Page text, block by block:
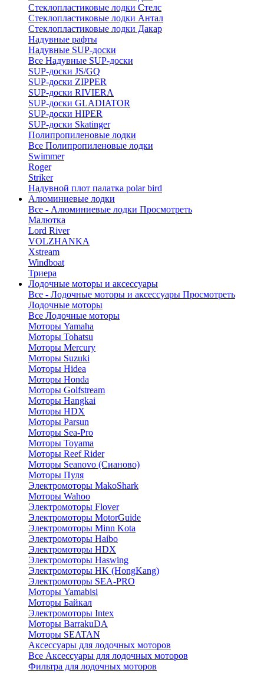
Стеклопластиковые лодки Стелс
Стеклопластиковые лодки Антал
Стеклопластиковые лодки Дакар
Надувные рафты
Надувные SUP-доски
Все Надувные SUP-доски
SUP-доски JS/GQ
SUP-доски ZIPPER
SUP-доски RIVIERA
SUP-доски GLADIATOR
SUP-доски HIPER
SUP-доски Skatinger
Полипропиленовые лодки
Все Полипропиленовые лодки
Swimmer
Roger
Striker
Надувной плот палатка polar bird
Алюминиевые лодки
Все - Алюминиевые лодки Просмотреть
Малютка
Lord River
VOLZHANKA
Xstream
Windboat
Триера
Лодочные моторы и аксессуары
Все - Лодочные моторы и аксессуары Просмотреть
Лодочные моторы
Все Лодочные моторы
Моторы Yamaha
Моторы Tohatsu
Моторы Mercury
Моторы Suzuki
Моторы Hidea
Моторы Honda
Моторы Golfstream
Моторы Hangkai
Моторы HDX
Моторы Parsun
Моторы Sea-Pro
Моторы Toyama
Моторы Reef Rider
Моторы Seanovo (Сианово)
Моторы Пуля
Электромоторы MakoShark
Моторы Wahoo
Электромоторы Flover
Электромоторы MotorGuide
Электромоторы Minn Kota
Электромоторы Haibo
Электромоторы HDX
Электромоторы Haswing
Электромоторы HK (HongKang)
Электромоторы SEA-PRO
Моторы Yamabisi
Моторы Байкал
Электромоторы Intex
Моторы BarrakuDA
Моторы SEATAN
Аксессуары для лодочных моторов
Все Аксессуары для лодочных моторов
Фильтра для лодочных моторов